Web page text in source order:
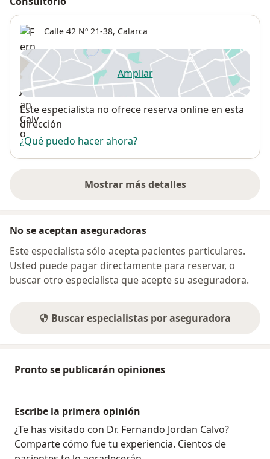
Calle 42 Nº 21-38, Calarca
Ampliarse abre en una nueva
Disponibilidad
Este especialista no ofrece reserva online en esta
dirección
¿Qué puedo hacer ahora?
Mostrar más detalles
sobre la dirección
No se aceptan aseguradoras
Este especialista sólo acepta pacientes particulares.
Usted puede pagar directamente para reservar, o
buscar otro especialista que acepte su aseguradora.
Buscar especialistas por aseguradora
Pronto se publicarán opiniones
Escribe la primera opinión
¿Te has visitado con Dr. Fernando Jordan Calvo?
Comparte cómo fue tu experiencia. Cientos de